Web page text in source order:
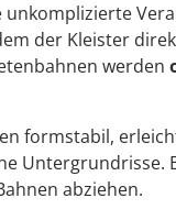
der Kleister
werden
formstabil,
Untergrundrisse.
abziehen.